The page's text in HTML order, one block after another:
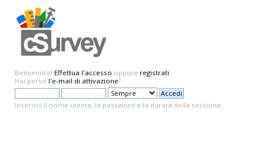
Benvenuto! Effettua l'accesso oppure registrati.
Hai perso l'e-mail di attivazione?
Inserisci il nome utente, la password e la durata della sessione.